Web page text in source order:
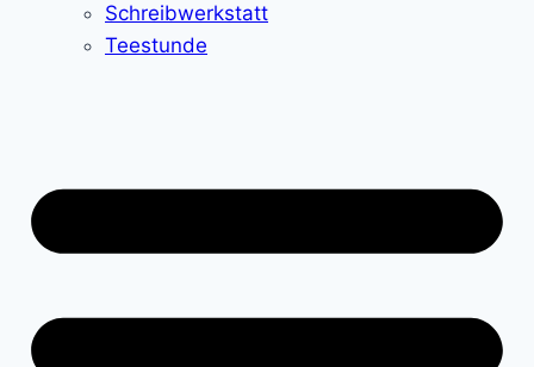
Schreibwerkstatt
Teestunde